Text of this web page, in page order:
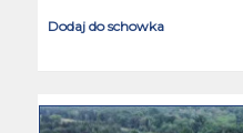
Dodaj do schowka